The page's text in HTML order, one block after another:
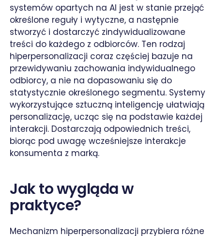
systemów opartych na AI jest w stanie przejąć
określone reguły i wytyczne, a następnie
stworzyć i dostarczyć zindywidualizowane
treści do każdego z odbiorców. Ten rodzaj
hiperpersonalizacji coraz częściej bazuje na
przewidywaniu zachowania indywidualnego
odbiorcy, a nie na dopasowaniu się do
statystycznie określonego segmentu. Systemy
wykorzystujące sztuczną inteligencję ułatwiają
personalizację, ucząc się na podstawie każdej
interakcji. Dostarczają odpowiednich treści,
biorąc pod uwagę wcześniejsze interakcje
konsumenta z marką.
Jak to wygląda w
praktyce?
Mechanizm hiperpersonalizacji przybiera różne